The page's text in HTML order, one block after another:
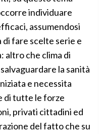
individuare
assumendosi
fare scelte serie e
altro che clima di
la sanità
e necessita
di tutte le forze
privati cittadini ed
del fatto che su